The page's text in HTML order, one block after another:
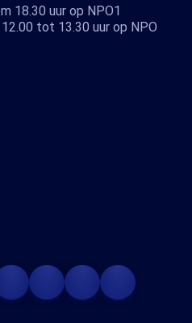
18.30 uur op NPO1
tot 13.30 uur op NPO